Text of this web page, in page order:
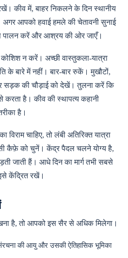
कीव में, बाहर निकलने के दिन स्थानीय
अगर आपको हवाई हमले की चेतावनी सुनाई
पालन करें और आश्रय की ओर जाएँ।
न करें। अच्छी वास्तुकला-यात्रा
के बारे में नहीं। बार-बार रुकें। मुखौटों,
सड़क की चौड़ाई को देखें। तुलना करें कि
है। कीव की स्थापत्य कहानी
है।
चाहिए, तो लंबी अतिरिक्त यात्रा
कैफ़े को चुनें। केंद्र पैदल चलने योग्य है,
जाती हैं। आधे दिन का मार्ग तभी सबसे
केंद्रित रखें।
है, तो आपको इस सैर से अधिक मिलेगा।
की आयु और उसकी ऐतिहासिक भूमिका